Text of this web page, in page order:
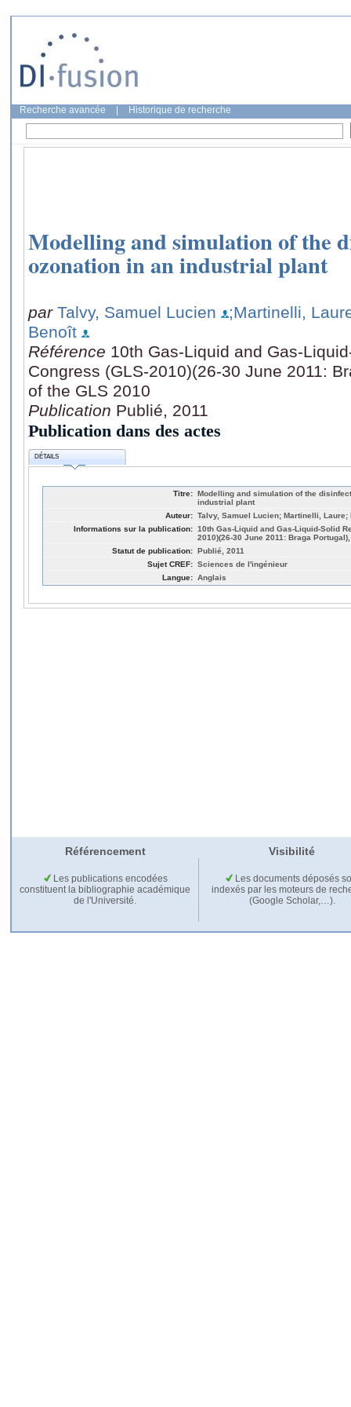
Recherche avancée Historique de recherche
Modelling and simulation of the
ozonation in an industrial plant
par Talvy, Samuel Lucien
;Martinelli,
Benoît
Référence 10th Gas-Liquid and Gas-
Congress (GLS-2010)(26-30 June 2011:
of the GLS 2010
Publication Publié, 2011
Publication dans des actes
DÉTAILS
Titre: Modelling and simulation of the
industrial plant
Auteur: Talvy, Samuel Lucien; Martinelli,
Informations sur la publication: 10th Gas-Liquid and Gas-Liquid-Solid
2010)(26-30 June 2011: Braga
Statut de publication: Publié, 2011
Sujet CREF: Sciences de l'ingénieur
Langue: Anglais
Référencement Visibilité
Les publications encodées
constituent la bibliographie académique
de l'Université.
Les documents déposés
indexés par les moteurs de
(Google Scholar,…).